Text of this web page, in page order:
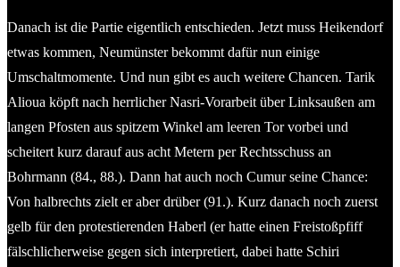
Danach ist die Partie eigentlich entschieden. Jetzt muss Heikendorf
etwas kommen, Neumünster bekommt dafür nun einige
Umschaltmomente. Und nun gibt es auch weitere Chancen. Tarik
Alioua köpft nach herrlicher Nasri-Vorarbeit über Linksaußen am
langen Pfosten aus spitzem Winkel am leeren Tor vorbei und
scheitert kurz darauf aus acht Metern per Rechtsschuss an
Bohrmann (84., 88.). Dann hat auch noch Cumur seine Chance:
Von halbrechts zielt er aber drüber (91.). Kurz danach noch zuerst
gelb für den protestierenden Haberl (er hatte einen Freistoßpfiff
fälschlicherweise gegen sich interpretiert, dabei hatte Schiri